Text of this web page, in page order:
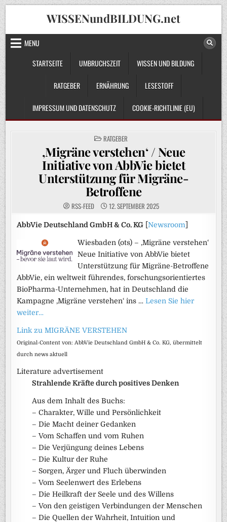
Skip
to
content
WISSENundBILDUNG.net
MENU
STARTSEITE
UMBRUCHSZEIT WISSEN UND BILDUNG
RATGEBER ERNÄHRUNG LESESTOFF
IMPRESSUM UND DATENSCHUTZ COOKIE-RICHTLINIE (EU)
POSTED
IN
RATGEBER
‚Migräne verstehen‘ / Neue
Initiative von AbbVie bietet
Unterstützung für Migräne-
Betroffene
RSS-FEED 12. SEPTEMBER 2025
AbbVie Deutschland GmbH & Co. KG [Newsroom
Wiesbaden (ots) – ‚Migräne verstehen‘
Neue Initiative von AbbVie bietet
Unterstützung für Migräne-Betroffene
AbbVie, ein weltweit führendes, forschungsorientiertes
BioPharma-Unternehmen, hat in Deutschland die
Kampagne ‚Migräne verstehen‘ ins …Lesen Sie hier
weiter…
Link zu MIGRÄNE VERSTEHEN
Original-Content von: AbbVie Deutschland GmbH & Co. KG, übermittelt
durch news aktuell
Literature advertisement
Strahlende Kräfte durch positives Denken
Aus dem Inhalt des Buchs:
– Charakter, Wille und Persönlichkeit
– Die Macht deiner Gedanken
– Vom Schaffen und vom Ruhen
– Die Verjüngung deines Lebens
– Die Kultur der Ruhe
– Sorgen, Ärger und Fluch überwinden
– Vom Seelenwert des Erlebens
– Die Heilkraft der Seele und des Willens
– Von den geistigen Verbindungen der Menschen
– Die Quellen der Wahrheit, Intuition und